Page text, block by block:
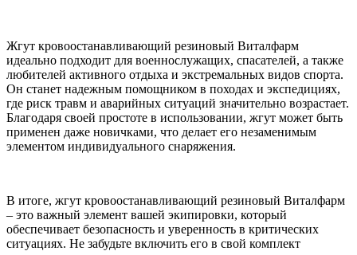
Жгут кровоостанавливающий резиновый Виталфарм
идеально подходит для военнослужащих, спасателей, а также
любителей активного отдыха и экстремальных видов спорта.
Он станет надежным помощником в походах и экспедициях,
где риск травм и аварийных ситуаций значительно возрастает.
Благодаря своей простоте в использовании, жгут может быть
применен даже новичками, что делает его незаменимым
элементом индивидуального снаряжения.
В итоге, жгут кровоостанавливающий резиновый Виталфарм
– это важный элемент вашей экипировки, который
обеспечивает безопасность и уверенность в критических
ситуациях. Не забудьте включить его в свой комплект